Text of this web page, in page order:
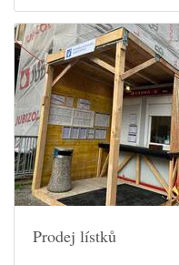
Prodej lístků